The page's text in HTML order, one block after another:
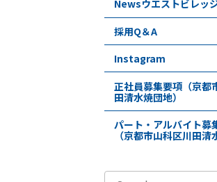
Newsウエストビレッ
採用Q＆A
Instagram
正社員募集要項（京都
田清水焼団地）
パート・アルバイト募
（京都市山科区川田清